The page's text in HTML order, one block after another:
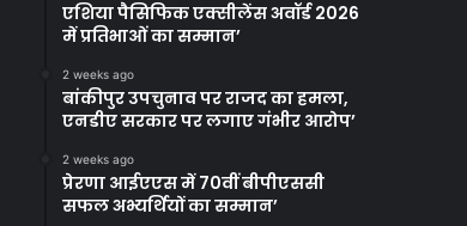
एशिया पैसिफिक एक्सीलेंस अवॉर्ड 2026
में प्रतिभाओं का सम्मान’
2 weeks ago
बांकीपुर उपचुनाव पर राजद का हमला,
एनडीए सरकार पर लगाए गंभीर आरोप’
2 weeks ago
प्रेरणा आईएएस में 70वीं बीपीएससी
सफल अभ्यर्थियों का सम्मान’